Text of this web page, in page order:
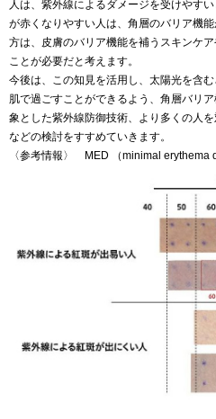
人は、紫外線によるダメージを受けやす
が赤くなりやすい人は、角層のバリア機
方は、皮膚のバリア機能を補うスキンケ
ことが必要だと考えます。
今後は、この知見を活用し、太陽光を含
肌で過ごすことができるよう、角層バリ
象とした紫外線防御技術、より多くの人
などの検討をすすめていきます。
〈参考情報〉 MED （minimal erythema